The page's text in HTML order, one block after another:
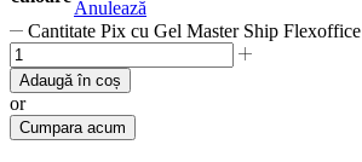
Anulează
Cantitate Pix cu Gel Master Ship Flexoffice
Adaugă în coș
or
Cumpara acum